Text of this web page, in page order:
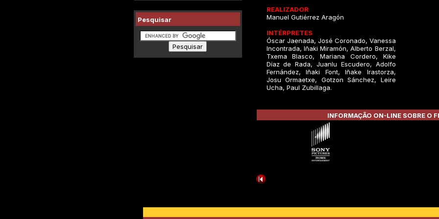
Pesquisar
REALIZADOR
Manuel Gutiérrez Aragón
INTÉRPRETES
Óscar Jaenada, José Coronado, Vanessa
Incontrada, Iñaki Miramón, Alberto Berzal,
Txema Blasco, Mariana Cordero, Kike
Díaz de Rada, Juanlu Escudero, Adolfo
Fernández, Iñaki Font, Iñake Irastorza,
Josu Ormaetxe, Gotzon Sánchez, Leire
Ucha, Paul Zubillaga.
INFORMAÇÃO ON-LINE SOBRE O